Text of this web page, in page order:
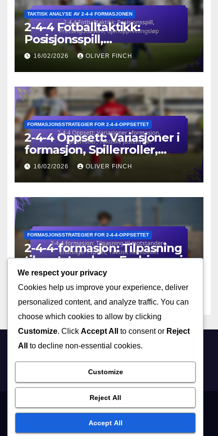
TAKTISK ANALYSE AV 2-4-4 FORMASJONEN
2-4-4 Fotballtaktikk:
Posisjonsspill,
Pressingutløsere,
Gjenopprettingsløp
16/02/2026 OLIVER FINCH
FORMASJONSSTRATEGIER FOR 2-4-4-OPPSETTET
2-4-4 Oppsett: Variasjoner i
formasjon, Spillerroller,
Taktiske justeringer
16/02/2026 OLIVER FINCH
FORMASJONSSTRATEGIER FOR 2-4-4-OPPSETTET
2-4-4-formasjon: Tilpasning
til motstandere, Endringer i
spillet, Taktisk fleksibilitet
13/02/2026 OLIVER FINCH
festningenservering.no
Vilkår og betingelserHvem vi erInformasjonskapsler og sporing
Ditt personvernKontakt
We respect your privacy
Cookies help us improve your experience, deliver
personalized content, and analyze traffic. You can
choose which cookies to allow by clicking
Customize. Click Accept All to consent or Reject
All
to decline non-essential cookies.
Customize
Reject All
Accept All